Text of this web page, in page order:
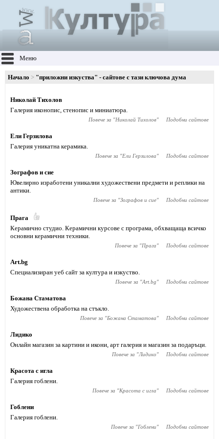
Меню
Начало "приложни изкуства" - сайтове с тази ключова дума
Николай Тихолов
Галерия иконопис, стенопис и миниатюра.
Повече за "Николай Тихолов" Подобни сайтове
Ели Герзилова
Галерия уникатна керамика.
Повече за "Ели Герзилова" Подобни сайтове
Зографов и сие
Ювелирно изработени уникални художествени предмети и реплики на
антики.
Повече за "Зографов и сие" Подобни сайтове
Прага
Керамично студио. Керамични курсове с програма, обхващаща всичко
основни керамични техники.
Повече за "Прага" Подобни сайтове
Art.bg
Специализиран уеб сайт за култура и изкуство.
Повече за "Art.bg" Подобни сайтове
Божана Стаматова
Художествена обработка на стъкло.
Повече за "Божана Стаматова" Подобни сайтове
Лидико
Онлайн магазин за картини и икони, арт галерия и магазин за подаръци.
Повече за "Лидико" Подобни сайтове
Красота с игла
Галерия гоблени.
Повече за "Красота с игла" Подобни сайтове
Гоблени
Галерия гоблени.
Повече за "Гоблени" Подобни сайтове